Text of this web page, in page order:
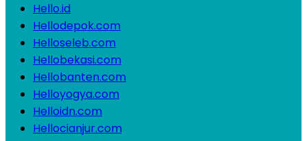
Hello.id
Hellodepok.com
Helloseleb.com
Hellobekasi.com
Hellobanten.com
Helloyogya.com
Helloidn.com
Hellocianjur.com